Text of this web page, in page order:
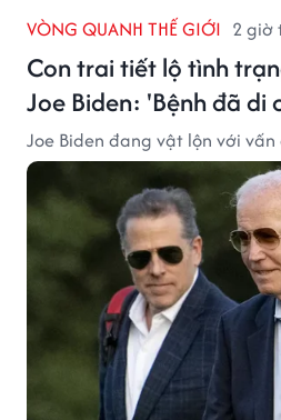
VÒNG QUANH THẾ GIỚI 2 giờ
Con trai tiết lộ tình
Joe Biden: 'Bệnh đã di
Joe Biden đang vật lộn với vấn